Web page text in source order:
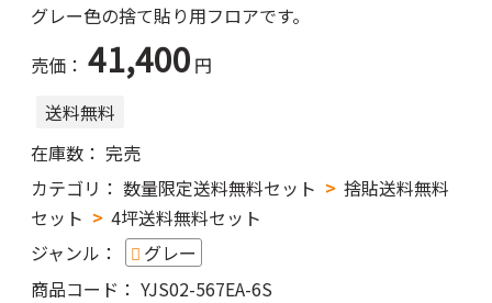
グレー色の捨て貼り用フロアです。
売価： 41,400 円
送料無料
在庫数： 完売
カテゴリ： 数量限定送料無料セット
捨貼送料無料
セット
4坪送料無料セット
ジャンル：
グレー
商品コード： YJS02-567EA-6S